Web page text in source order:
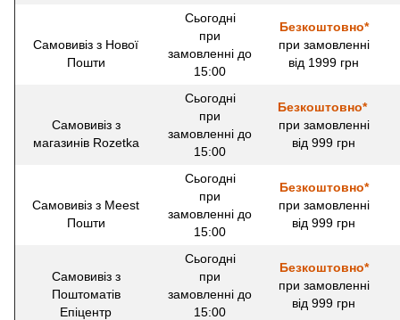
Самовивіз з Нової
Пошти
Сьогодні
при
замовленні до
15:00
Безкоштовно*
при замовленні
від 1999 грн
Самовивіз з
магазинів Rozetka
Сьогодні
при
замовленні до
15:00
Безкоштовно*
при замовленні
від 999 грн
Самовивіз з Meest
Пошти
Сьогодні
при
замовленні до
15:00
Безкоштовно*
при замовленні
від 999 грн
Самовивіз з
Поштоматів
Епіцентр
Сьогодні
при
замовленні до
15:00
Безкоштовно*
при замовленні
від 999 грн